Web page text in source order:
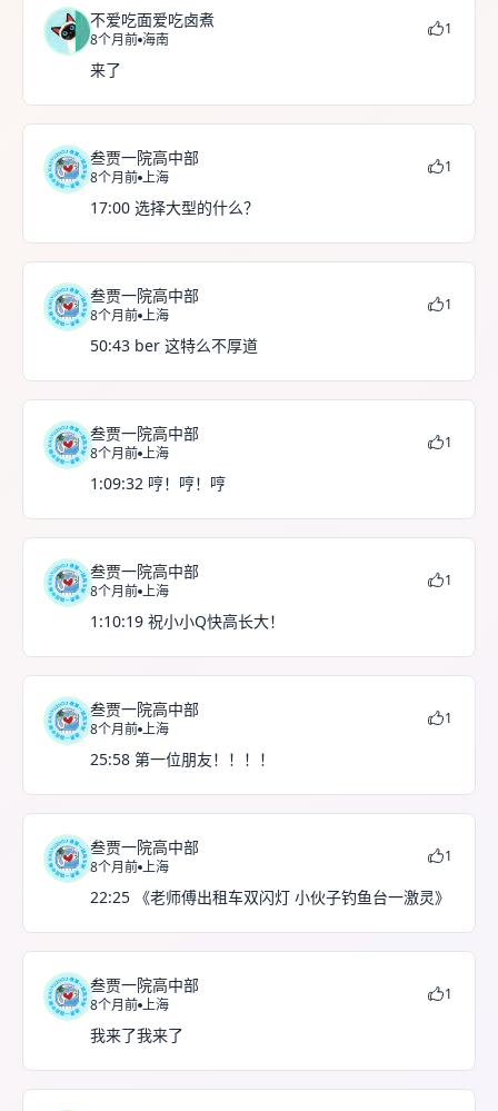
不爱吃面爱吃卤煮
8个月前 海南
1
来了
叁贾一院高中部
8个月前 上海
1
17:00 选择大型的什么？
叁贾一院高中部
8个月前 上海
1
50:43 ber 这特么不厚道
叁贾一院高中部
8个月前 上海
1
1:09:32 哼！哼！哼
叁贾一院高中部
8个月前 上海
1
1:10:19 祝小小Q快高长大！
叁贾一院高中部
8个月前 上海
1
25:58 第一位朋友！！！！
叁贾一院高中部
8个月前 上海
1
22:25 《老师傅出租车双闪灯 小伙子钓鱼台一激灵》
叁贾一院高中部
8个月前 上海
1
我来了我来了